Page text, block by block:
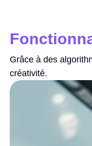
Grâce à des
créativité.